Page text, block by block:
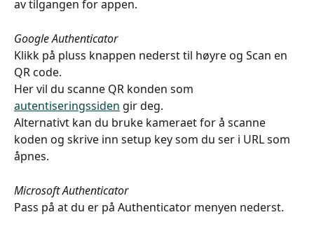
av tilgangen for appen.
Google Authenticator
Klikk på pluss knappen nederst til høyre og Scan en
QR code.
Her vil du scanne QR konden som
autentiseringssiden gir deg.
Alternativt kan du bruke kameraet for å scanne
koden og skrive inn setup key som du ser i URL som
åpnes.
Microsoft Authenticator
Pass på at du er på Authenticator menyen nederst.